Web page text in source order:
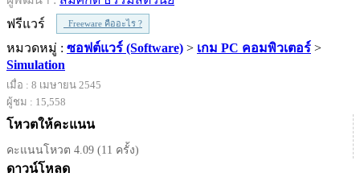
ฟรีแวร์
Freeware คืออะไร ?
หมวดหมู่ : ซอฟต์แวร์ (Software) > เกม PC คอมพิวเตอร์ >
Simulation
เมื่อ : 8 เมษายน 2545
ผู้ชม : 15,558
โหวตให้คะแนน
คะแนนโหวต 4.09 (11 ครั้ง)
ดาวน์โหลด